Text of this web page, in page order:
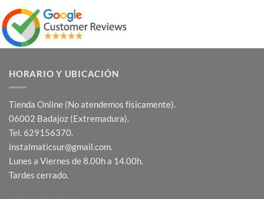
HORARIO Y UBICACIÓN
Tienda Online (No atendemos físicamente).
06002 Badajoz (Extremadura).
Tel. 629156370.
instalmaticsur@gmail.com.
Lunes a Viernes de 8.00h a 14.00h.
Tardes cerrado.